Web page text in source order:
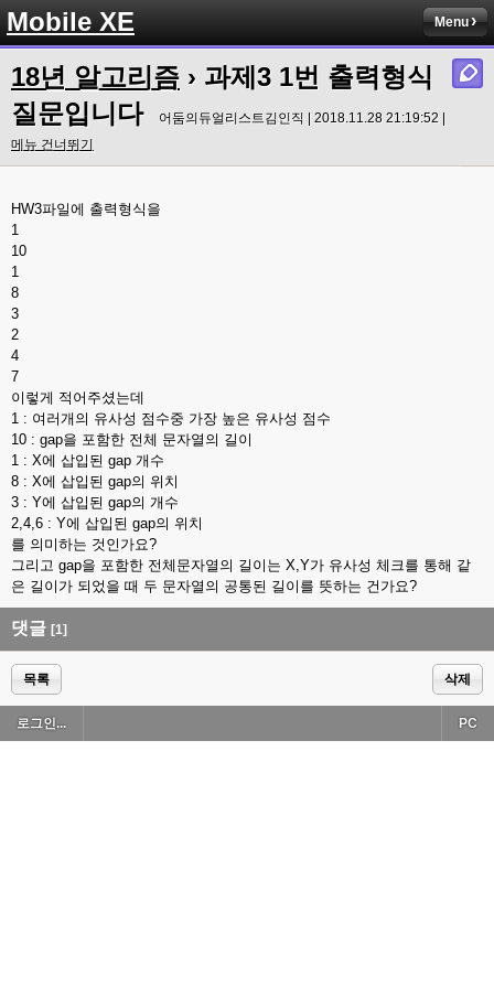
Mobile XE Menu
18년 알고리즘 › 과제3 1번 출력형식
질문입니다
어둠의듀얼리스트김인직 | 2018.11.28 21:19:52 |
메뉴 건너뛰기
HW3파일에 출력형식을
1
10
1
8
3
2
4
7
이렇게 적어주셨는데
1 : 여러개의 유사성 점수중 가장 높은 유사성 점수
10 : gap을 포함한 전체 문자열의 길이
1 : X에 삽입된 gap 개수
8 : X에 삽입된 gap의 위치
3 : Y에 삽입된 gap의 개수
2,4,6 : Y에 삽입된 gap의 위치
를 의미하는 것인가요?
그리고 gap을 포함한 전체문자열의 길이는 X,Y가 유사성 체크를 통해 같
은 길이가 되었을 때 두 문자열의 공통된 길이를 뜻하는 건가요?
댓글 [1]
목록 삭제
로그인... PC